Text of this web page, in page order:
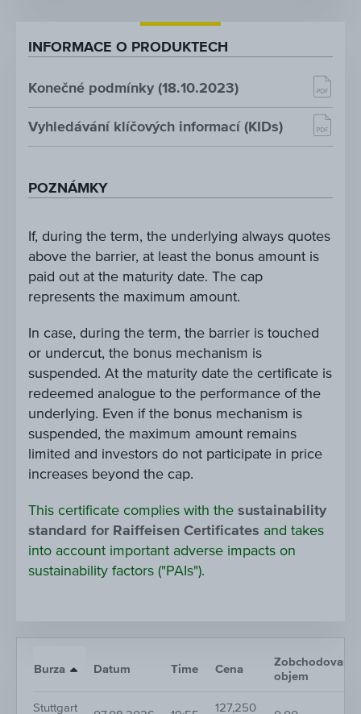
INFORMACE O PRODUKTECH
Konečné podmínky (18.10.2023)
Vyhledávání klíčových informací (KIDs)
POZNÁMKY
If, during the term, the underlying always quotes
above the barrier, at least the bonus amount is
paid out at the maturity date. The cap
represents the maximum amount.
In case, during the term, the barrier is touched
or undercut, the bonus mechanism is
suspended. At the maturity date the certificate is
redeemed analogue to the performance of the
underlying. Even if the bonus mechanism is
suspended, the maximum amount remains
limited and investors do not participate in price
increases beyond the cap.
This certificate complies with the sustainability
standard for Raiffeisen Certificates and takes
into account important adverse impacts on
sustainability factors ("PAIs").
Burza Datum Time Cena
Zobchodovaný
objem
Stuttgart
127,250